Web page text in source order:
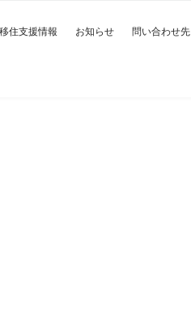
移住支援情報 お知らせ 問い合わせ先